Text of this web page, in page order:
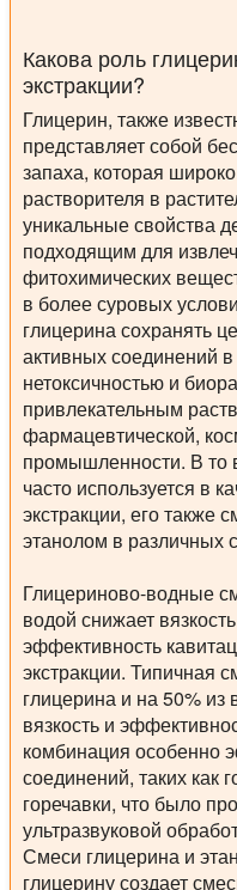
Какова роль
экстракции?
Глицерин, также
представляет собой
запаха, которая
растворителя в
уникальные свойства
подходящим для
фитохимических
в более суровых
глицерина сохранять
активных соединений в
нетоксичностью и
привлекательным
фармацевтической,
промышленности. В то
часто используется в
экстракции, его также
этанолом в различных
Глицериново-водные
водой снижает
эффективность
экстракции. Типичная
глицерина и на 50%
вязкость и
комбинация особенно
соединений, таких как
горечавки, что было
ультразвуковой
Смеси глицерина и
глицерину создает